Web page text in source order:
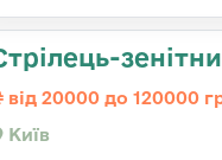
від 20000 до 120000
Київ